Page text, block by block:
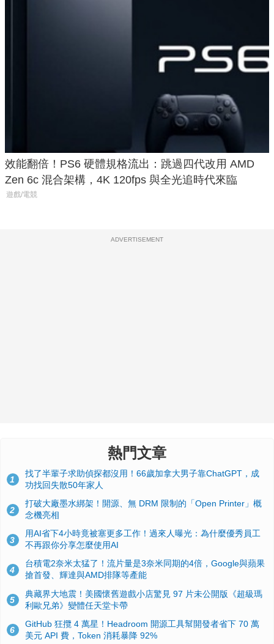
效能翻倍！PS6 硬體規格流出：跳過四代改用 AMD
Zen 6c 混合架構，4K 120fps 與全光追時代來臨
遊戲/電競
ADVERTISEMENT
熱門文章
1
找了半輩子求助偵探都沒用！66歲加拿大男子靠ChatGPT，成
功找回失散50年家人
2
打破大廠墨水綁架！開源、無 DRM 限制的「Open Printer」概
念機亮相
3
用AI省下4小時竟被塞更多工作！過來人曝光：為什麼優秀員工
不再跟你分享怎麼使用AI
4
台積電2奈米太猛了！流片量是3奈米同期的4倍，Google與蘋果
搶首發、輝達與AMD排隊等產能
5
典藏界大地震！美國懷舊遊戲小店驚見 97 片未公開版《超級瑪
利歐兄弟》變體任天堂卡帶
6
GitHub 狂攬 4 萬星！Headroom 開源工具幫開發者省下 70 萬
美元 API 費，Token 消耗暴降 92%